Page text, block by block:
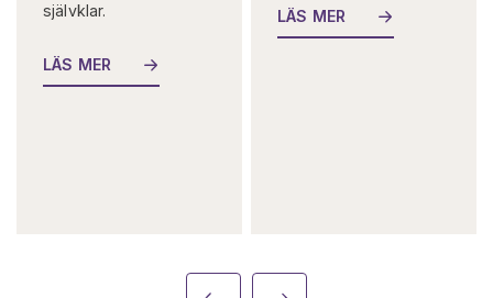
självklar.
LÄS MER
LÄS MER